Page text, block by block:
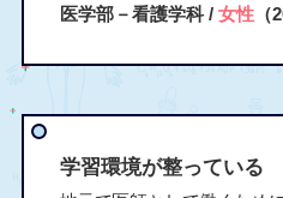
医学部－看護学科 / 女性（
学習環境が整っている